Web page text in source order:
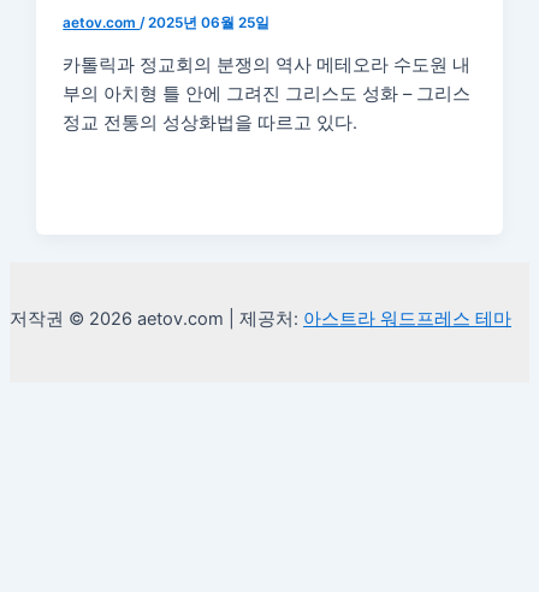
aetov.com/2025년 06월 25일
카톨릭과 정교회의 분쟁의 역사 메테오라 수도원 내
부의 아치형 틀 안에 그려진 그리스도 성화 – 그리스
정교 전통의 성상화법을 따르고 있다.
저작권 © 2026 aetov.com | 제공처: 아스트라 워드프레스 테마